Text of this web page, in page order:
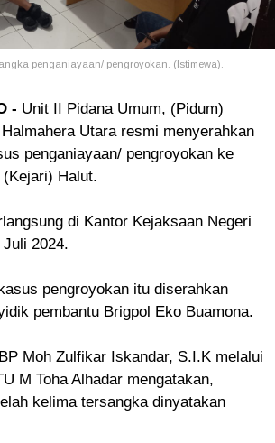
penganiayaan/ pengroyokan. (Istimewa).
- Unit II Pidana Umum, (Pidum)
Utara resmi menyerahkan
penganiayaan/ pengroyokan ke
Halut.
di Kantor Kejaksaan Negeri
2024.
pengroyokan itu diserahkan
pembantu Brigpol Eko Buamona.
Moh Zulfikar Iskandar, S.I.K melalui
M Toha Alhadar mengatakan,
kelima tersangka dinyatakan